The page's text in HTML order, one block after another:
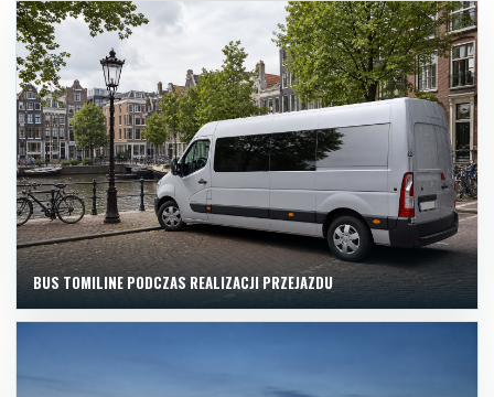
BUS TOMILINE PODCZAS REALIZACJI PRZEJAZDU